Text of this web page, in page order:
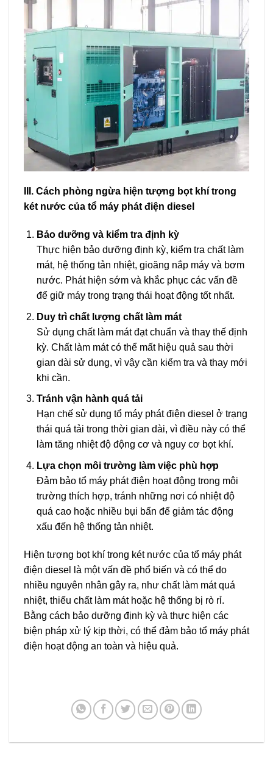
III. Cách phòng ngừa hiện tượng bọt khí trong
két nước của tổ máy phát điện diesel
Bảo dưỡng và kiểm tra định kỳ
Thực hiện bảo dưỡng định kỳ, kiểm tra chất làm
mát, hệ thống tản nhiệt, gioăng nắp máy và bơm
nước. Phát hiện sớm và khắc phục các vấn đề
để giữ máy trong trạng thái hoạt động tốt nhất.
Duy trì chất lượng chất làm mát
Sử dụng chất làm mát đạt chuẩn và thay thế định
kỳ. Chất làm mát có thể mất hiệu quả sau thời
gian dài sử dụng, vì vậy cần kiểm tra và thay mới
khi cần.
Tránh vận hành quá tải
Hạn chế sử dụng tổ máy phát điện diesel ở trạng
thái quá tải trong thời gian dài, vì điều này có thể
làm tăng nhiệt độ động cơ và nguy cơ bọt khí.
Lựa chọn môi trường làm việc phù hợp
Đảm bảo tổ máy phát điện hoạt động trong môi
trường thích hợp, tránh những nơi có nhiệt độ
quá cao hoặc nhiều bụi bẩn để giảm tác động
xấu đến hệ thống tản nhiệt.
Hiện tượng bọt khí trong két nước của tổ máy phát
điện diesel là một vấn đề phổ biến và có thể do
nhiều nguyên nhân gây ra, như chất làm mát quá
nhiệt, thiếu chất làm mát hoặc hệ thống bị rò rỉ.
Bằng cách bảo dưỡng định kỳ và thực hiện các
biện pháp xử lý kịp thời, có thể đảm bảo tổ máy phát
điện hoạt động an toàn và hiệu quả.